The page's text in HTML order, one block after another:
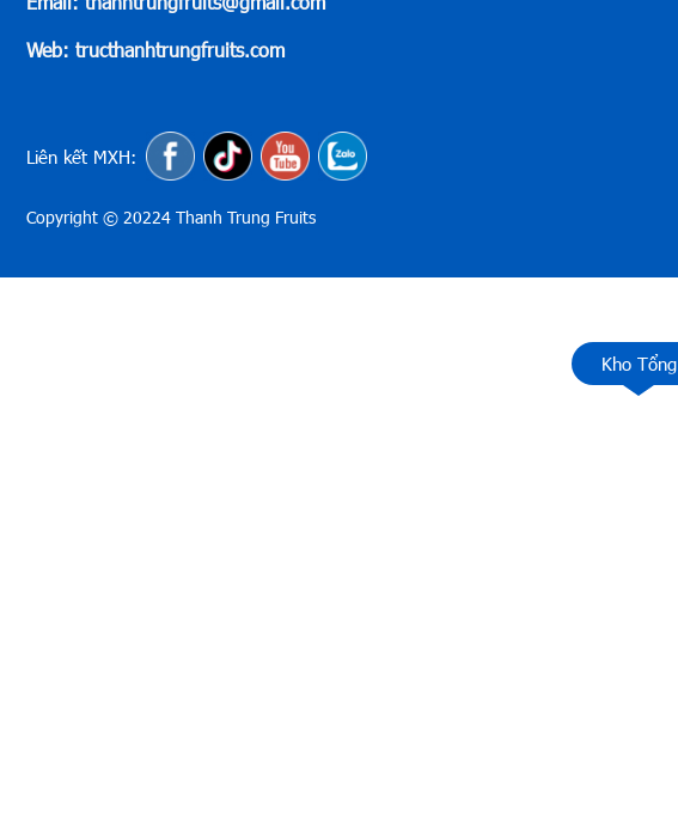
Web: tructhanhtrungfruits.com
Liên kết MXH:
Copyright © 20224 Thanh Trung Fruits
Kho Tổng